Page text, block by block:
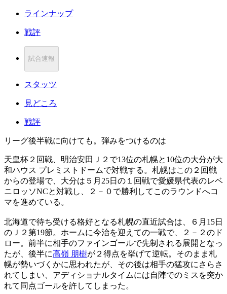
ラインナップ
戦評
試合速報
スタッツ
見どころ
戦評
リーグ後半戦に向けても。弾みをつけるのは
天皇杯２回戦、明治安田Ｊ２で13位の札幌と10位の大分が大
和ハウス プレミストドームで対戦する。札幌はこの２回戦
からの登場で、大分は５月25日の１回戦で愛媛県代表のレベ
ニロッソNCと対戦し、２－０で勝利してこのラウンドへコ
マを進めている。
北海道で待ち受ける格好となる札幌の直近試合は、６月15日
のＪ２第19節。ホームに今治を迎えての一戦で、２－２のド
ロー。前半に相手のファインゴールで先制される展開となっ
たが、後半に高嶺 朋樹が２得点を挙げて逆転。そのまま札
幌が勢いづくかに思われたが、その後は相手の猛攻にさらさ
れてしまい、アディショナルタイムには自陣でのミスを突か
れて同点ゴールを許してしまった。